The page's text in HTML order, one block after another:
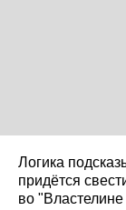
Логика
придётся
во